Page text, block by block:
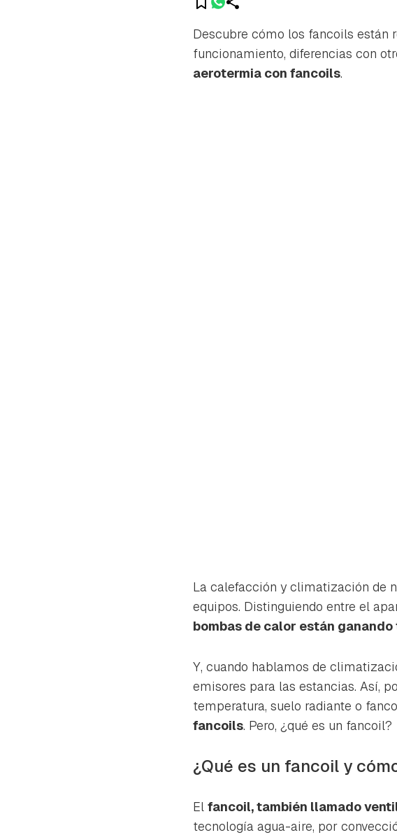
Guardar
Para poder guardar
Descubre cómo los fancoils están
funcionamiento, diferencias con
aerotermia con fancoils.
La calefacción y climatización de
equipos. Distinguiendo entre el
bombas de calor están
Y, cuando hablamos de
emisores para las estancias. Así,
temperatura, suelo radiante o
fancoils. Pero, ¿qué es un fancoil?
¿Qué es un fancoil y
El fancoil, también llamado
tecnología agua-aire, por